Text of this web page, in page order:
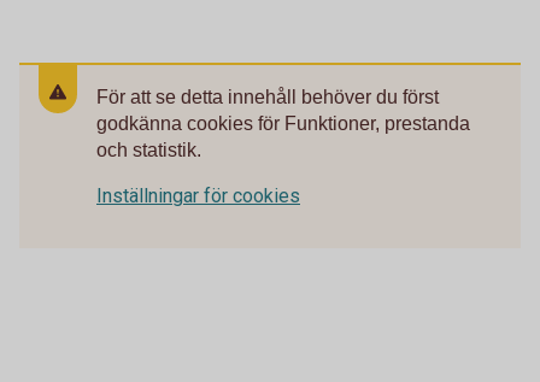
För att se detta innehåll behöver du först
godkänna cookies för Funktioner, prestanda
och statistik.
Inställningar för cookies